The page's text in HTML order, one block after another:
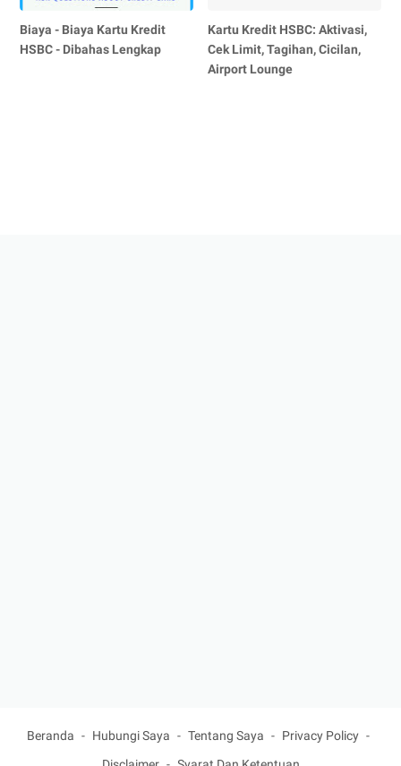
Biaya - Biaya Kartu Kredit
HSBC - Dibahas Lengkap
Kartu Kredit HSBC: Aktivasi,
Cek Limit, Tagihan, Cicilan,
Airport Lounge
Beranda Hubungi Saya Tentang Saya
Privacy Policy